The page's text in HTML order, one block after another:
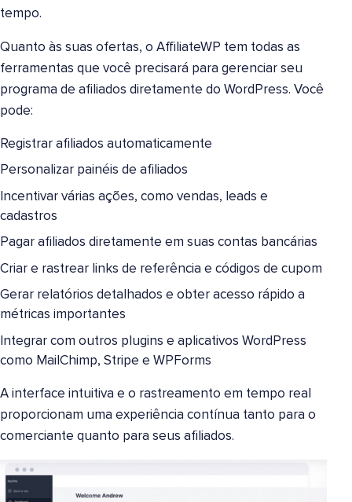
tempo.
Quanto às suas ofertas, o AffiliateWP tem todas as
ferramentas que você precisará para gerenciar seu
programa de afiliados diretamente do WordPress. Você
pode:
Registrar afiliados automaticamente
Personalizar painéis de afiliados
Incentivar várias ações, como vendas, leads e
cadastros
Pagar afiliados diretamente em suas contas bancárias
Criar e rastrear links de referência e códigos de cupom
Gerar relatórios detalhados e obter acesso rápido a
métricas importantes
Integrar com outros plugins e aplicativos WordPress
como MailChimp, Stripe e WPForms
A interface intuitiva e o rastreamento em tempo real
proporcionam uma experiência contínua tanto para o
comerciante quanto para seus afiliados.